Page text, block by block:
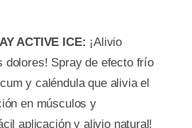
ACTIVE ICE: ¡Alivio
dolores! Spray de efecto frío
y caléndula que alivia el
en músculos y
aplicación y alivio natural!